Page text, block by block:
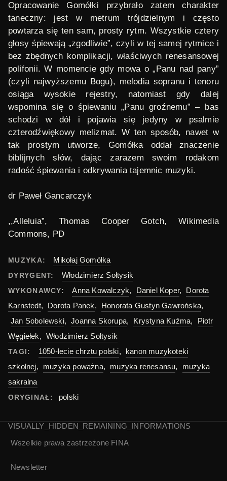
Opracowanie Gomółki przybrało zatem charakter
taneczny: jest w metrum trójdzielnym i często
powtarza się ten sam, prosty rytm. Wszystkie cztery
głosy śpiewają „zgodliwie”, czyli w tej samej rytmice i
bez zbędnych komplikacji, właściwych renesansowej
polifonii. W momencie gdy mowa o „Panu nad pany”
(czyli najwyższemu Bogu), melodia sopranu i tenoru
osiąga wysokie rejestry, natomiast gdy dalej
wspomina się o śpiewaniu „Panu groźnemu” – bas
schodzi w dół i pojawia się jedyny w psalmie
czterodźwiękowy melizmat. W ten sposób, nawet w
tak prostym utworze, Gomółka oddał znaczenie
biblijnych słów, dając zarazem swoim rodakom
radość śpiewania i odkrywania tajemnic muzyki.
dr Paweł Gancarczyk
,,Alleluia”, Thomas Cooper Gotch, Wikimedia
Commons, PD
MUZYKA: Mikołaj Gomółka
DYRYGENT: Włodzimierz Sołtysik
WYKONAWCY: Anna Kowalczyk, Daniel Koper,
Dorota
Karnstedt, Dorota Panek, Honorata Gustyn Gawrońska,
Jan Sobolewski, Joanna Skorupa, Krystyna Kuźma,
Piotr
Węgiełek, Włodzimierz Sołtysik
TAGI: 1050-lecie chrztu polski,
kanon muzykoteki
szkolnej, muzyka poważna, muzyka renesansu,
muzyka
sakralna
ORYGINAŁ: polski
VISUALLY_HIDDEN_REMAINING_INFORMATIONS
Wszelkie prawa zastrzeżone FINA
Newsletter